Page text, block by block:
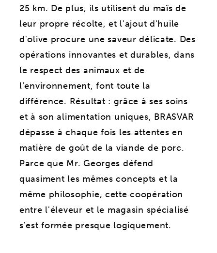
25 km. De plus, ils utilisent du maïs de
leur propre récolte, et l'ajout d'huile
d'olive procure une saveur délicate. Des
opérations innovantes et durables, dans
le respect des animaux et de
l’environnement, font toute la
différence. Résultat : grâce à ses soins
et à son alimentation uniques, BRASVAR
dépasse à chaque fois les attentes en
matière de goût de la viande de porc.
Parce que Mr. Georges défend
quasiment les mêmes concepts et la
même philosophie, cette coopération
entre l'éleveur et le magasin spécialisé
s'est formée presque logiquement.